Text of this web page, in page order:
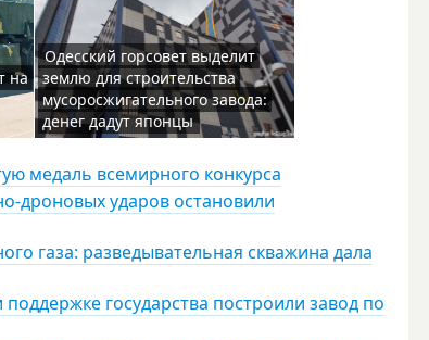
на
Одесский горсовет выделит
землю для строительства
мусоросжигательного завода:
денег дадут японцы
медаль всемирного конкурса
дроновых ударов остановили
газа: разведывательная скважина дала
государства построили завод по